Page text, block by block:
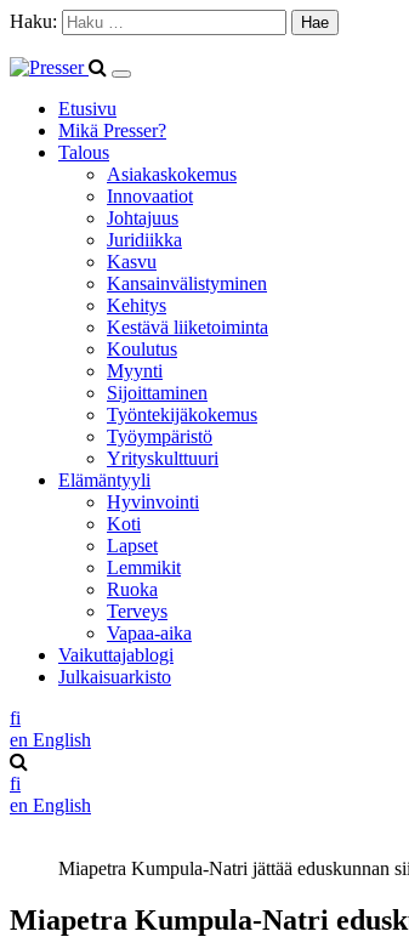
Haku:
Etusivu
Mikä Presser?
Talous
Asiakaskokemus
Innovaatiot
Johtajuus
Juridiikka
Kasvu
Kansainvälistyminen
Kehitys
Kestävä liiketoiminta
Koulutus
Myynti
Sijoittaminen
Työntekijäkokemus
Työympäristö
Yrityskulttuuri
Elämäntyyli
Hyvinvointi
Koti
Lapset
Lemmikit
Ruoka
Terveys
Vapaa-aika
Vaikuttajablogi
Julkaisuarkisto
fi
en English
fi
en English
Miapetra Kumpula-Natri jättää eduskunnan
Miapetra Kumpula-Natri